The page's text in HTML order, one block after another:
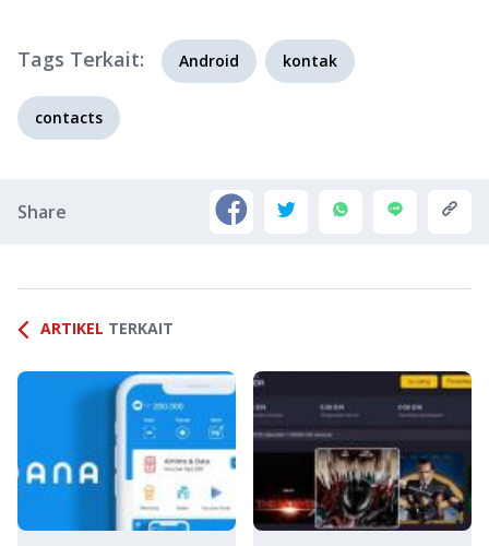
Tags Terkait: Android kontak
contacts
Share
ARTIKEL TERKAIT